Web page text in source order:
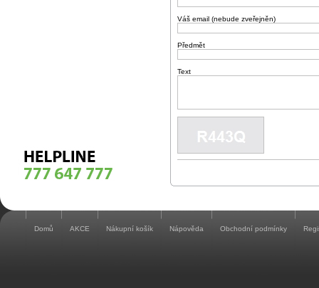
Váš email (nebude zveřejněn)
Předmět
Text
Domů AKCE Nákupní košík Nápověda Obchodní podmínky